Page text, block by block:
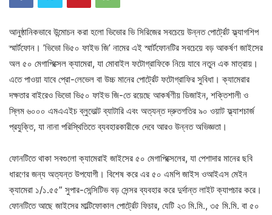
আনুষ্ঠানিকভাবে উন্মোচন করা হলো ভিভোর ভি সিরিজের সবচেয়ে উন্নত পোর্ট্রেট ফ্ল্যাগশিপ
স্মার্টফোন। ’ভিভো ভি৫০ ফাইভ জি’ নামের এই স্মার্টফোনটির সবচেয়ে বড় আকর্ষণ জাইসের
অল ৫০ মেগাপিক্সেল ক্যামেরা, যা মোবাইল ফটোগ্রাফিকে নিয়ে যাবে নতুন এক মাত্রায়।
এতে পাওয়া যাবে প্রো-লেভেল বা উচ্চ মানের পোর্ট্রেট ফটোগ্রাফির সুবিধা। ক্যামেরার
দক্ষতার বাইরেও ভিভো ভি৫০ ফাইভ জি-তে রয়েছে আকর্ষণীয় ডিজাইন, শক্তিশালী ও
স্লিম ৬০০০ এমএএইচ ব্লুভোল্ট ব্যাটারি এবং অত্যন্ত দ্রুতগতির ৯০ ওয়াট ফ্ল্যাশচার্জ
প্রযুক্তি, যা নানা পরিস্থিতিতে ব্যবহারকারীকে দেবে আরও উন্নত অভিজ্ঞতা।
ফোনটিতে থাকা সবগুলো ক্যামেরাই জাইসের ৫০ মেগাপিক্সেলের, যা পেশাদার মানের ছবি
ধারণের জন্য অত্যন্ত উপযোগী। বিশেষ করে এর ৫০ এমপি জাইস ওআইএস মেইন
ক্যামেরা ১/১.৫৫” সুপার-সেন্সিটিভ বড় সেন্সর ব্যবহার করে দুর্দান্ত লাইট ক্যাপচার করে।
ফোনটিতে আছে জাইসের মাল্টিফোকাল পোর্ট্রেট ফিচার, যেটি ২৩ মি.মি., ৩৫ মি.মি. বা ৫০